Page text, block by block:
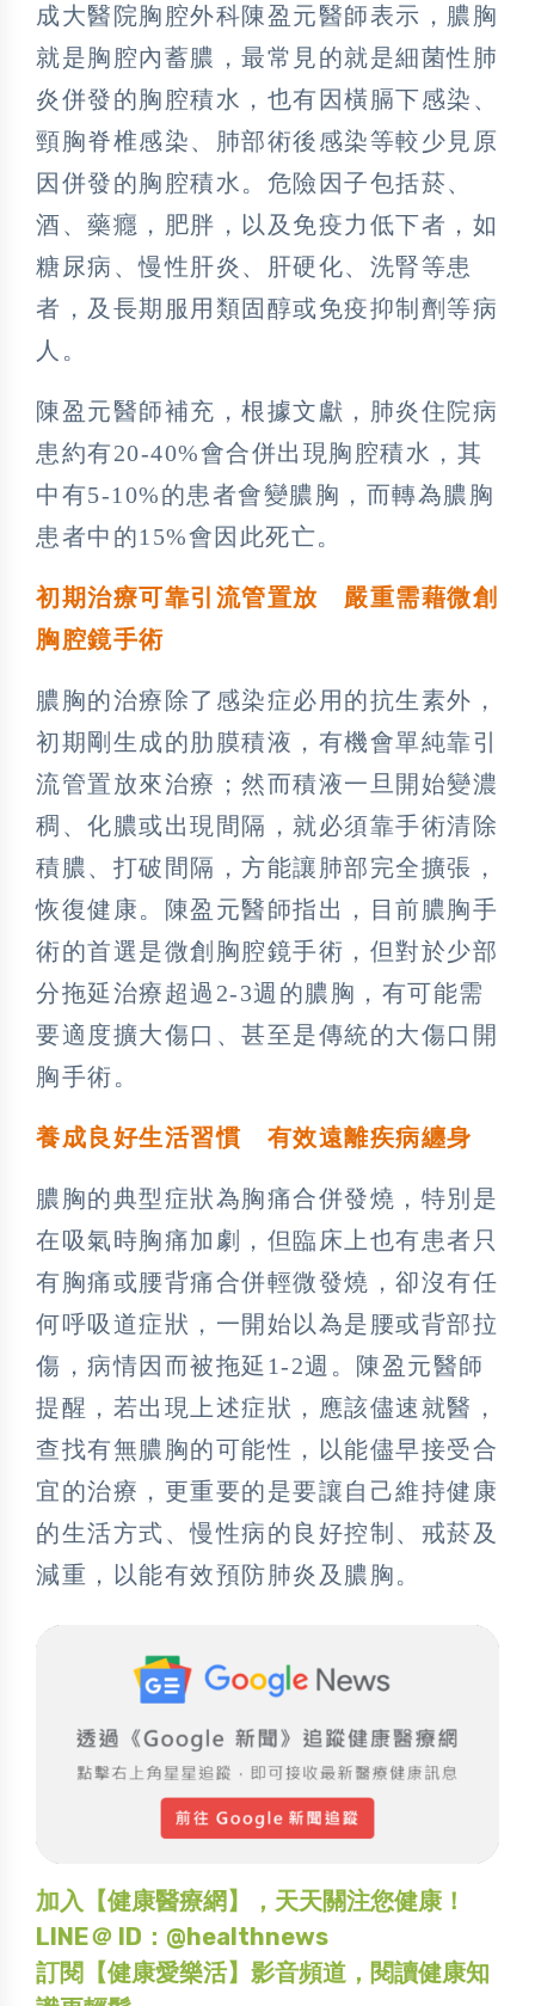
成大醫院胸腔外科陳盈元醫師表示，膿胸
就是胸腔內蓄膿，最常見的就是細菌性肺
炎併發的胸腔積水，也有因橫膈下感染、
頸胸脊椎感染、肺部術後感染等較少見原
因併發的胸腔積水。危險因子包括菸、
酒、藥癮，肥胖，以及免疫力低下者，如
糖尿病、慢性肝炎、肝硬化、洗腎等患
者，及長期服用類固醇或免疫抑制劑等病
人。
陳盈元醫師補充，根據文獻，肺炎住院病
患約有20-40%會合併出現胸腔積水，其
中有5-10%的患者會變膿胸，而轉為膿胸
患者中的15%會因此死亡。
初期治療可靠引流管置放 嚴重需藉微創
胸腔鏡手術
膿胸的治療除了感染症必用的抗生素外，
初期剛生成的肋膜積液，有機會單純靠引
流管置放來治療；然而積液一旦開始變濃
稠、化膿或出現間隔，就必須靠手術清除
積膿、打破間隔，方能讓肺部完全擴張，
恢復健康。陳盈元醫師指出，目前膿胸手
術的首選是微創胸腔鏡手術，但對於少部
分拖延治療超過2-3週的膿胸，有可能需
要適度擴大傷口、甚至是傳統的大傷口開
胸手術。
養成良好生活習慣 有效遠離疾病纏身
膿胸的典型症狀為胸痛合併發燒，特別是
在吸氣時胸痛加劇，但臨床上也有患者只
有胸痛或腰背痛合併輕微發燒，卻沒有任
何呼吸道症狀，一開始以為是腰或背部拉
傷，病情因而被拖延1-2週。陳盈元醫師
提醒，若出現上述症狀，應該儘速就醫，
查找有無膿胸的可能性，以能儘早接受合
宜的治療，更重要的是要讓自己維持健康
的生活方式、慢性病的良好控制、戒菸及
減重，以能有效預防肺炎及膿胸。
加入【健康醫療網】，天天關注您健康！
LINE＠ ID：@healthnews
訂閱【健康愛樂活】影音頻道，閱讀健康知